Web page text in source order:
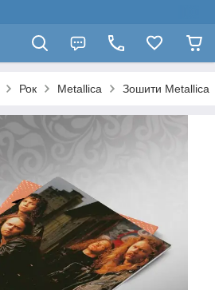
Рок Metallica Зошити Metallica